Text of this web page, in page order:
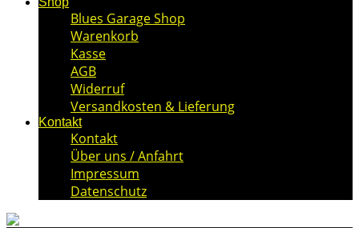
Blues Garage Shop
Warenkorb
Kasse
AGB
Widerruf
Versandkosten & Lieferung
Kontakt
Kontakt
Über uns / Anfahrt
Impressum
Datenschutz